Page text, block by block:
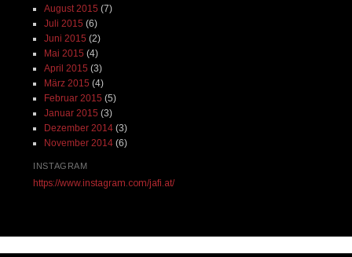
August 2015 (7)
Juli 2015 (6)
Juni 2015 (2)
Mai 2015 (4)
April 2015 (3)
März 2015 (4)
Februar 2015 (5)
Januar 2015 (3)
Dezember 2014(3)
November 2014(6)
INSTAGRAM
https://www.instagram.com/jafi.at/